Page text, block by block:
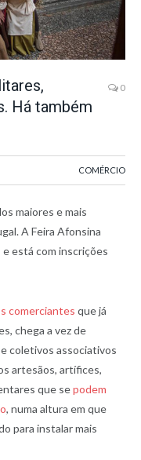
Há também
0
COMÉRCIO
maiores e mais
A Feira Afonsina
está com inscrições
comerciantes que já
chega a vez de
coletivos associativos
artesãos, artífices,
que sepodem
, numa altura em que
para instalar mais